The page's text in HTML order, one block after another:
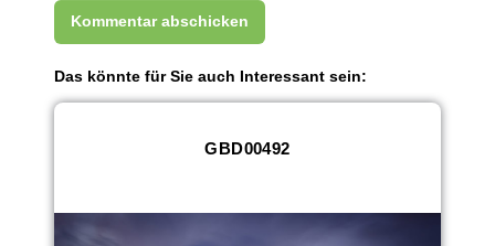
Das könnte für Sie auch Interessant sein:
GBD00492